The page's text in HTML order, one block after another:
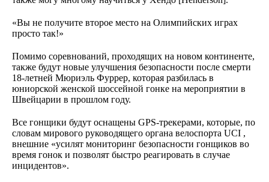
«Вы не получите второе место на Олимпийских играх
просто так!»
Помимо соревнований, проходящих на новом континенте,
также будут новые улучшения безопасности после смерти
18-летней Мюриэль Фуррер, которая разбилась в
юниорской женской шоссейной гонке на мероприятии в
Швейцарии в прошлом году.
Все гонщики будут оснащены GPS-трекерами, которые, по
словам мирового руководящего органа велоспорта UCI ,
внешние «усилят мониторинг безопасности гонщиков во
время гонок и позволят быстро реагировать в случае
инцидентов».